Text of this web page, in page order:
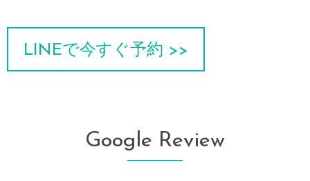
LINEで今すぐ予約 >>
Google Review